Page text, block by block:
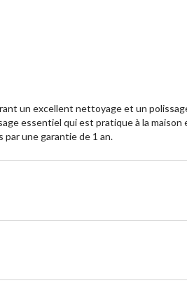
un excellent nettoyage et un
essentiel qui est pratique à la
une garantie de 1 an.